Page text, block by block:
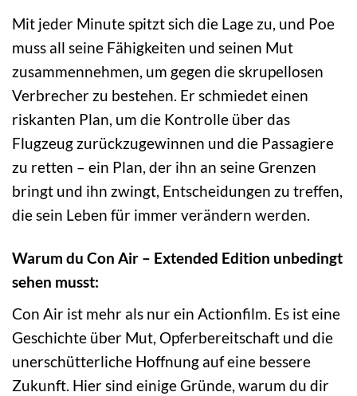
Mit jeder Minute spitzt sich die Lage zu, und Poe
muss all seine Fähigkeiten und seinen Mut
zusammennehmen, um gegen die skrupellosen
Verbrecher zu bestehen. Er schmiedet einen
riskanten Plan, um die Kontrolle über das
Flugzeug zurückzugewinnen und die Passagiere
zu retten – ein Plan, der ihn an seine Grenzen
bringt und ihn zwingt, Entscheidungen zu treffen,
die sein Leben für immer verändern werden.
Warum du Con Air – Extended Edition unbedingt
sehen musst:
Con Air ist mehr als nur ein Actionfilm. Es ist eine
Geschichte über Mut, Opferbereitschaft und die
unerschütterliche Hoffnung auf eine bessere
Zukunft. Hier sind einige Gründe, warum du dir